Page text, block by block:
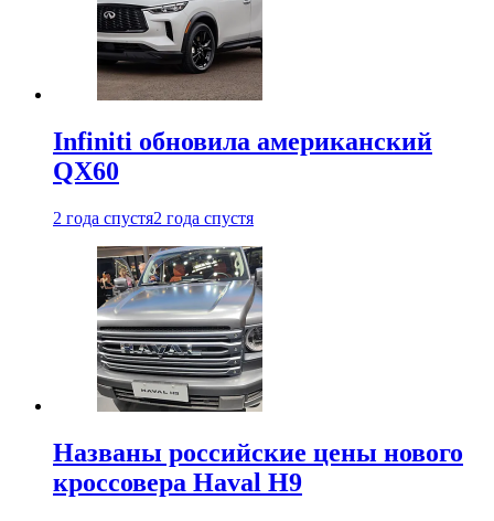
Infiniti обновила американский
QX60
2 года спустя2 года спустя
Названы российские цены нового
кроссовера Haval H9